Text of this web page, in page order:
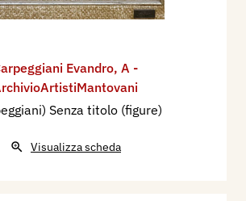
Evandro, A -
Senza titolo (figure)
Visualizza scheda